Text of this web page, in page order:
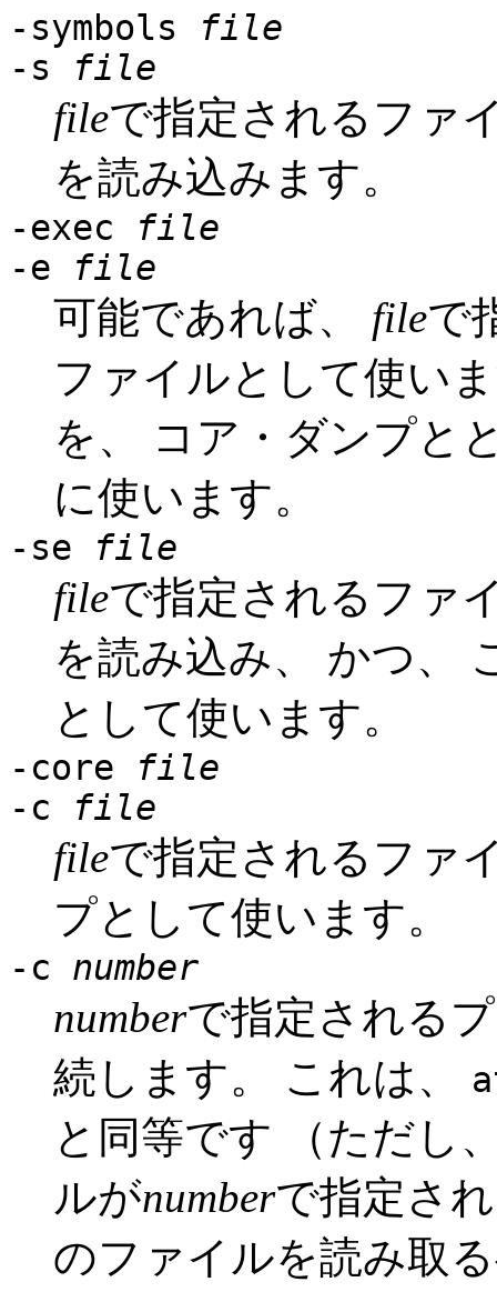
-symbols
file
-s
file
fileで指定されるファ
を読み込みます。
-exec
file
-e
file
可能であれば、 fileで
ファイルとして使い
を、 コア・ダンプと
に使います。
-se file
fileで指定されるファ
を読み込み、 かつ、
として使います。
-core
file
-c
file
fileで指定されるファ
プとして使います。
-c number
numberで指定される
続します。 これは、
と同等です （ただし
ルがnumberで指定さ
のファイルを読み取